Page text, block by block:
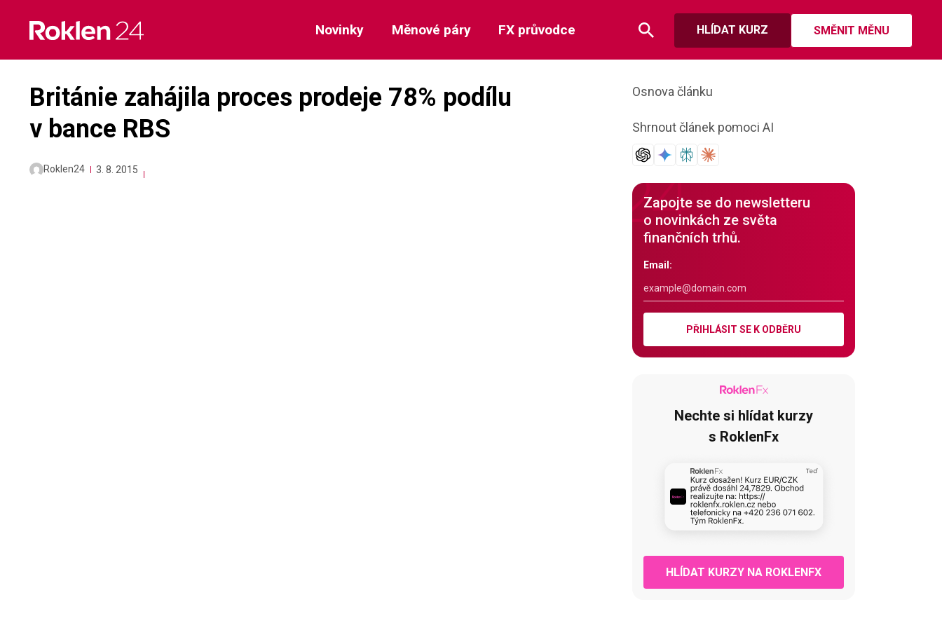
content
HLÍDAT KURZ SMĚNIT MĚNU
Novinky Měnové páry FX průvodce
Británie zahájila proces prodeje 78% podílu
v bance RBS
Roklen24 3. 8. 2015
Osnova článku
Shrnout článek pomoci AI
Zapojte se do newsletteru
o novinkách ze světa
finančních trhů.
Email:
PŘIHLÁSIT SE K ODBĚRU
Nechte si hlídat kurzy
s RoklenFx
HLÍDAT KURZY NA ROKLENFX